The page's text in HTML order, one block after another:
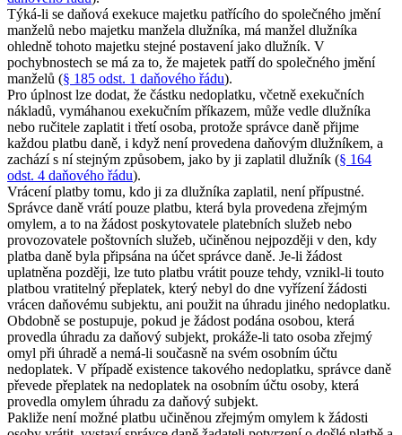
Týká-li se daňová exekuce majetku patřícího do společného jmění
manželů nebo majetku manžela dlužníka, má manžel dlužníka
ohledně tohoto majetku stejné postavení jako dlužník. V
pochybnostech se má za to, že majetek patří do společného jmění
manželů (§ 185 odst. 1 daňového řádu).
Pro úplnost lze dodat, že částku nedoplatku, včetně exekučních
nákladů, vymáhanou exekučním příkazem, může vedle dlužníka
nebo ručitele zaplatit i třetí osoba, protože správce daně přijme
každou platbu daně, i když není provedena daňovým dlužníkem, a
zachází s ní stejným způsobem, jako by ji zaplatil dlužník (§ 164
odst. 4 daňového řádu).
Vrácení platby tomu, kdo ji za dlužníka zaplatil, není přípustné.
Správce daně vrátí pouze platbu, která byla provedena zřejmým
omylem, a to na žádost poskytovatele platebních služeb nebo
provozovatele poštovních služeb, učiněnou nejpozději v den, kdy
platba daně byla připsána na účet správce daně. Je-li žádost
uplatněna později, lze tuto platbu vrátit pouze tehdy, vznikl-li touto
platbou vratitelný přeplatek, který nebyl do dne vyřízení žádosti
vrácen daňovému subjektu, ani použit na úhradu jiného nedoplatku.
Obdobně se postupuje, pokud je žádost podána osobou, která
provedla úhradu za daňový subjekt, prokáže-li tato osoba zřejmý
omyl při úhradě a nemá-li současně na svém osobním účtu
nedoplatek. V případě existence takového nedoplatku, správce daně
převede přeplatek na nedoplatek na osobním účtu osoby, která
provedla omylem úhradu za daňový subjekt.
Pakliže není možné platbu učiněnou zřejmým omylem k žádosti